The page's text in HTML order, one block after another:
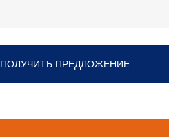
ПОЛУЧИТЬ ПРЕДЛОЖЕНИЕ